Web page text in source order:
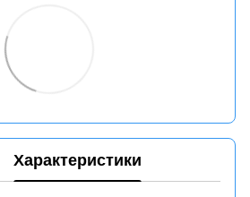
Характеристики